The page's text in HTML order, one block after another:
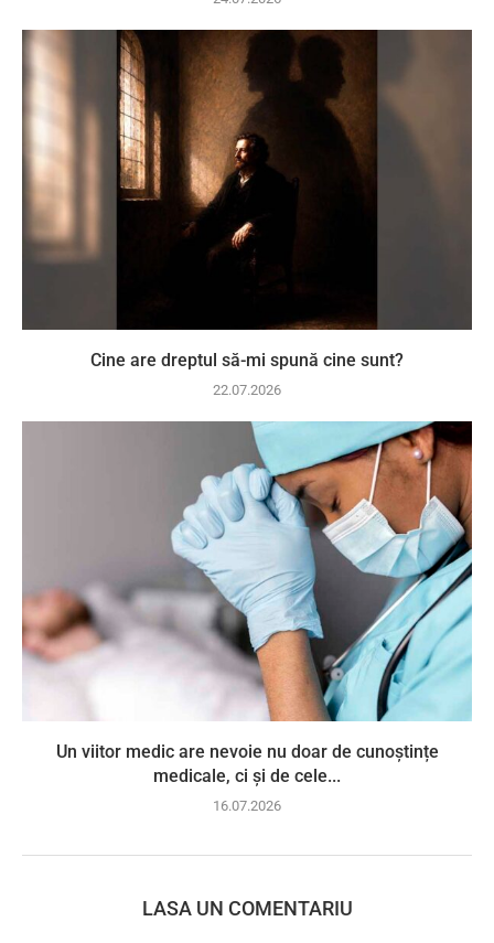
Cine are dreptul să-mi spună cine sunt?
22.07.2026
Un viitor medic are nevoie nu doar de cunoștințe
medicale, ci și de cele...
16.07.2026
LASA UN COMENTARIU